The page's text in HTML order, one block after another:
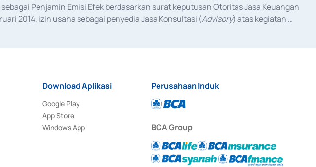
Penjamin Emisi Efek berdasarkan surat keputusan Otoritas Jasa Keuangan
2014, izin usaha sebagai penyedia Jasa Konsultasi (Advisory) atas kegiatan
Download Aplikasi
Google Play
App Store
Windows App
Perusahaan Induk
BCA Group